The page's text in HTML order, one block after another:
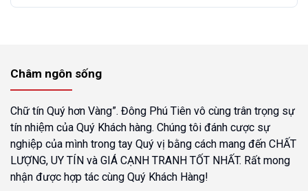
Châm ngôn sống
Chữ tín Quý hơn Vàng”. Đông Phú Tiên vô cùng trân trọng sự
tín nhiệm của Quý Khách hàng. Chúng tôi đánh cược sự
nghiệp của mình trong tay Quý vị bằng cách mang đến CHẤT
LƯỢNG, UY TÍN và GIÁ CẠNH TRANH TỐT NHẤT. Rất mong
nhận được hợp tác cùng Quý Khách Hàng!